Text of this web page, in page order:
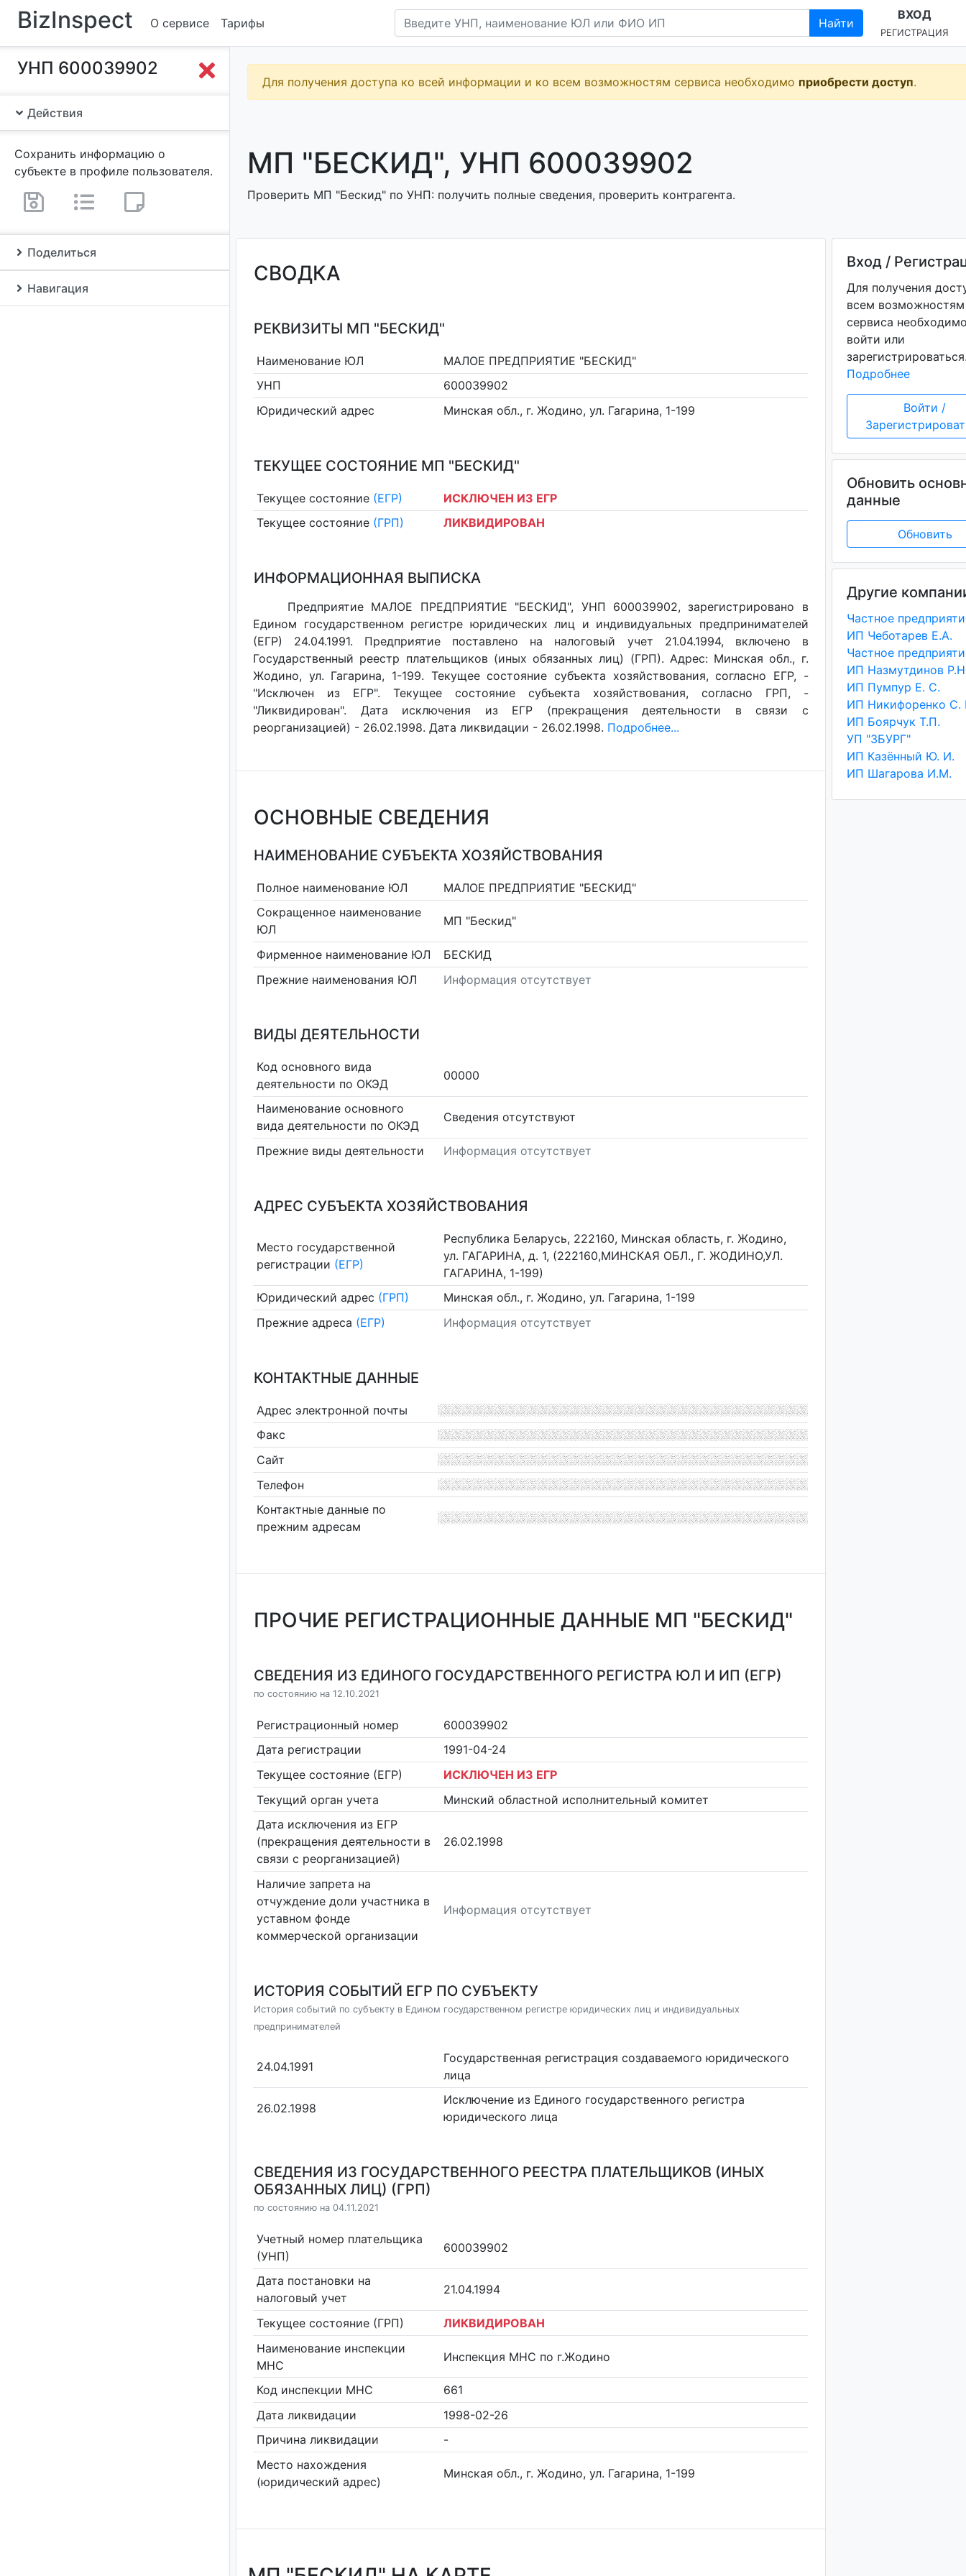
BizInspect О сервисе Тарифы Найти
ВХОД
РЕГИСТРАЦИЯ
УНП 600039902
Действия
Сохранить информацию о
субъекте в профиле пользователя.
Поделиться
Навигация
Для получения доступа ко всей информации и ко всем возможностям сервиса необходимо приобрести доступ.
МП "БЕСКИД", УНП 600039902
Проверить МП "Бескид" по УНП: получить полные сведения, проверить контрагента.
СВОДКА
РЕКВИЗИТЫ МП "БЕСКИД"
Наименование ЮЛ
МАЛОЕ ПРЕДПРИЯТИЕ "БЕСКИД"
УНП
600039902
Юридический адрес
Минская обл., г. Жодино, ул. Гагарина, 1-199
ТЕКУЩЕЕ СОСТОЯНИЕ МП "БЕСКИД"
Текущее состояние (ЕГР)
ИСКЛЮЧЕН ИЗ ЕГР
Текущее состояние (ГРП) ЛИКВИДИРОВАН
ИНФОРМАЦИОННАЯ ВЫПИСКА
Предприятие МАЛОЕ ПРЕДПРИЯТИЕ "БЕСКИД", УНП 600039902, зарегистрировано в
Едином государственном регистре юридических лиц и индивидуальных предпринимателей
(ЕГР) 24.04.1991. Предприятие поставлено на налоговый учет 21.04.1994, включено в
Государственный реестр плательщиков (иных обязанных лиц) (ГРП). Адрес: Минская обл., г.
Жодино, ул. Гагарина, 1-199. Текущее состояние субъекта хозяйствования, согласно ЕГР, -
"Исключен из ЕГР". Текущее состояние субъекта хозяйствования, согласно ГРП, -
"Ликвидирован". Дата исключения из ЕГР (прекращения деятельности в связи с
реорганизацией) - 26.02.1998. Дата ликвидации - 26.02.1998. Подробнее...
ОСНОВНЫЕ СВЕДЕНИЯ
НАИМЕНОВАНИЕ СУБЪЕКТА ХОЗЯЙСТВОВАНИЯ
Полное наименование ЮЛ
МАЛОЕ ПРЕДПРИЯТИЕ "БЕСКИД"
Сокращенное наименование
ЮЛ
МП "Бескид"
Фирменное наименование ЮЛ
БЕСКИД
Прежние наименования ЮЛ
Информация отсутствует
ВИДЫ ДЕЯТЕЛЬНОСТИ
Код основного вида
деятельности по ОКЭД
00000
Наименование основного
вида деятельности по ОКЭД
Cведения отсутствуют
Прежние виды деятельности Информация отсутствует
АДРЕС СУБЪЕКТА ХОЗЯЙСТВОВАНИЯ
Место государственной
регистрации (ЕГР)
Республика Беларусь, 222160, Минская область, г. Жодино,
ул. ГАГАРИНА, д. 1, (222160,МИНСКАЯ ОБЛ., Г. ЖОДИНО,УЛ.
ГАГАРИНА, 1-199)
Юридический адрес (ГРП)
Минская обл., г. Жодино, ул. Гагарина, 1-199
Прежние адреса (ЕГР) Информация отсутствует
КОНТАКТНЫЕ ДАННЫЕ
Адрес электронной почты
Факс
Сайт
Телефон
Контактные данные по
прежним адресам
ПРОЧИЕ РЕГИСТРАЦИОННЫЕ ДАННЫЕ МП "БЕСКИД"
СВЕДЕНИЯ ИЗ ЕДИНОГО ГОСУДАРСТВЕННОГО РЕГИСТРА ЮЛ И ИП (ЕГР)
по состоянию на 12.10.2021
Регистрационный номер
600039902
Дата регистрации
1991-04-24
Текущее состояние (ЕГР)
ИСКЛЮЧЕН ИЗ ЕГР
Текущий орган учета
Минский областной исполнительный комитет
Дата исключения из ЕГР
(прекращения деятельности в
связи с реорганизацией)
26.02.1998
Наличие запрета на
отчуждение доли участника в
уставном фонде
коммерческой организации
Информация отсутствует
ИСТОРИЯ СОБЫТИЙ ЕГР ПО СУБЪЕКТУ
История событий по субъекту в Едином государственном регистре юридических лиц и индивидуальных
предпринимателей
24.04.1991
Государственная регистрация создаваемого юридического
лица
26.02.1998
Исключение из Единого государственного регистра
юридического лица
СВЕДЕНИЯ ИЗ ГОСУДАРСТВЕННОГО РЕЕСТРА ПЛАТЕЛЬЩИКОВ (ИНЫХ
ОБЯЗАННЫХ ЛИЦ) (ГРП)
по состоянию на 04.11.2021
Учетный номер плательщика
(УНП)
600039902
Дата постановки на
налоговый учет
21.04.1994
Текущее состояние (ГРП)
ЛИКВИДИРОВАН
Наименование инспекции
МНС
Инспекция МНС по г.Жодино
Код инспекции МНС
661
Дата ликвидации
1998-02-26
Причина ликвидации
-
Место нахождения
(юридический адрес)
Минская обл., г. Жодино, ул. Гагарина, 1-199
Вход /
Для получения
всем возможностям
сервиса
войти или
Подробнее
Войти /
Обновить
данные
Обновить
Другие
ИП Чеботарев Е.А.
ИП Назмутдинов
ИП Пумпур Е. С.
ИП Никифоренко С.
ИП Боярчук Т.П.
УП "ЗБУРГ"
ИП Казённый Ю. И.
ИП Шагарова И.М.